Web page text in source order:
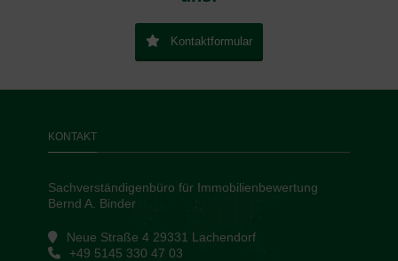
Kontaktformular
KONTAKT
Sachverständigenbüro für Immobilienbewertung
Bernd A. Binder
Neue Straße 4 29331 Lachendorf
+49 5145 330 47 03